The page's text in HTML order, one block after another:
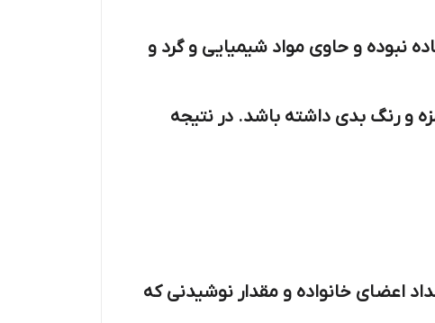
نبوده و حاوی مواد شیمیایی و گرد و
و رنگ بدی داشته باشد. در نتیجه
اعضای خانواده و مقدار نوشیدنی که